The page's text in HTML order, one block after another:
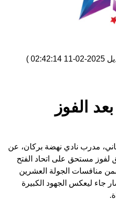
2025-02-11 02:42:14
)
الفوز
مدرب نادي نهضة بركان، عن
لفوز مستحق على اتحاد الفتح
منافسات الجولة العشرين
جاء ليعكس الجهود الكبيرة